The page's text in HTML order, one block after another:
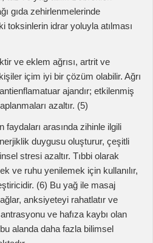
arasında zihinle ilgili
duygusu oluşturur, çeşitli
azaltır. Tıbbi olarak
(6) Bu yağ ile masaj
anksiyeteyi rahatlatır ve
ve hafıza kaybı olan
daha fazla bilimsel
özellikleri göz sağlığı
katarakt ve bir
radikal hasarı kaynaklı
Çam ağacı yağı göz sağlığını
sorunlara karşı korur.
enfeksiyonları dahil olmak
çözümdür. Bu koruyucu